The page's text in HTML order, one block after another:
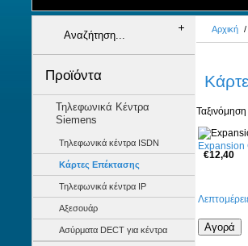
Αρχική /
€12,40
Προϊόντα
+
Τηλεφωνικά Κέντρα
Siemens
Τηλεφωνικά κέντρα ISDN
Κάρτες Επέκτασης
Τηλεφωνικά κέντρα IP
Αξεσουάρ
Ασύρματα DECT για κέντρα
+
+
+
+